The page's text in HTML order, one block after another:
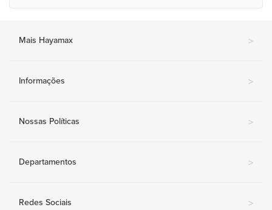
Mais Hayamax >
Informações >
Nossas Políticas >
Departamentos >
Redes Sociais >